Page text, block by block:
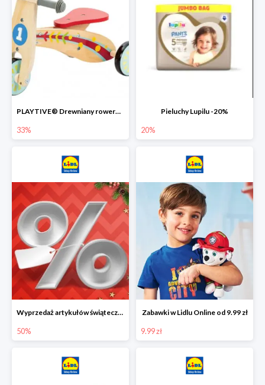
PLAYTIVE® Drewniany rowerek biegowy -33%
33%
Pieluchy Lupilu -20%
20%
Wyprzedaż artykułów świątecznych w Lidlu Online
50%
Zabawki w Lidlu Online od 9.99 zł
9.99 zł